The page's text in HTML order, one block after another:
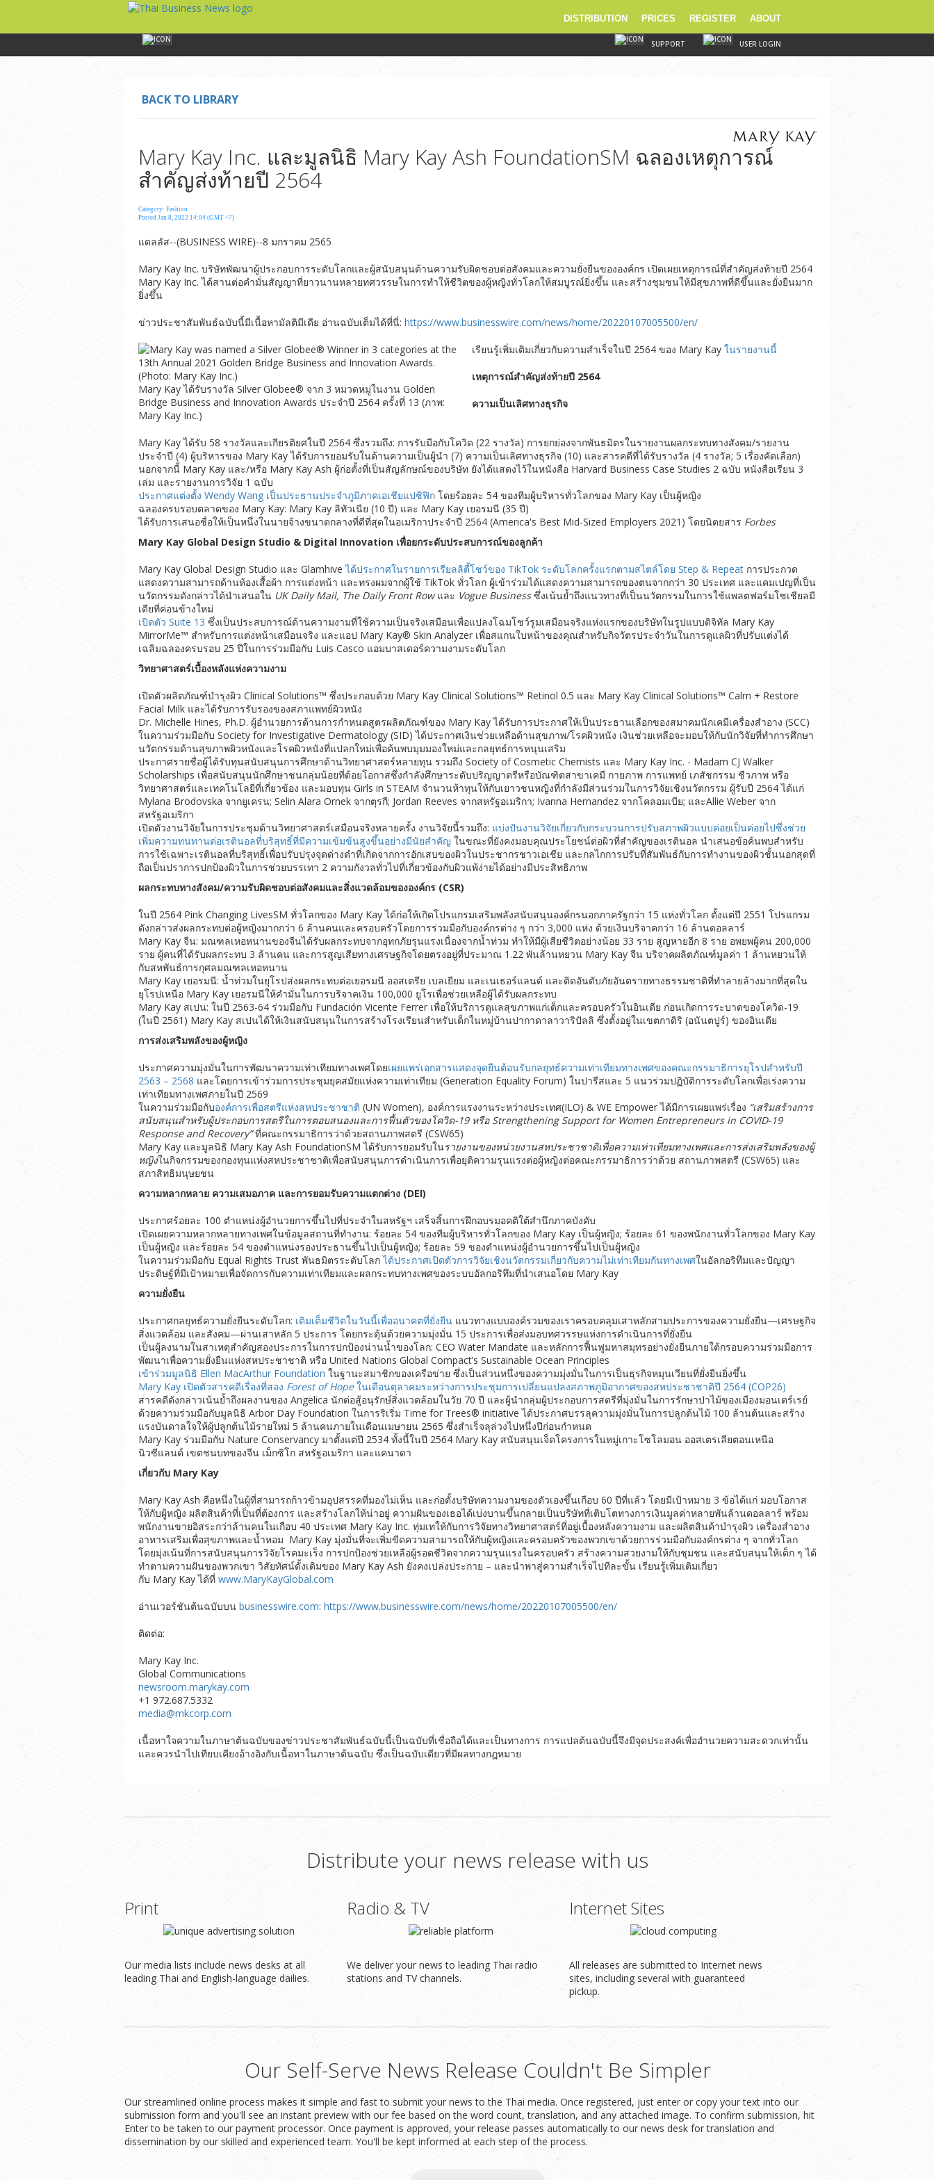
DISTRIBUTION PRICES REGISTER ABOUT
SUPPORT USER LOGIN
BACK TO LIBRARY
Mary Kay Inc. และมูลนิธิ Mary Kay Ash FoundationSM ฉลองเหตุการณ์
สำคัญส่งท้ายปี 2564
Category: Fashion
Posted Jan 8, 2022 14:04 (GMT +7)
แดลลัส--(BUSINESS WIRE)--8 มกราคม 2565
Mary Kay Inc. บริษัทพัฒนาผู้ประกอบการระดับโลกและผู้สนับสนุนด้านความรับผิดชอบต่อสังคมและความยั่งยืนขององค์กร เปิดเผยเหตุการณ์ที่สำคัญส่งท้ายปี 2564
Mary Kay Inc. ได้สานต่อคำมั่นสัญญาที่ยาวนานหลายทศวรรษในการทำให้ชีวิตของผู้หญิงทั่วโลกให้สมบูรณ์ยิ่งขึ้น และสร้างชุมชนให้มีสุขภาพที่ดีขึ้นและยั่งยืนมาก
ยิ่งขึ้น
ข่าวประชาสัมพันธ์ฉบับนี้มีเนื้อหามัลติมีเดีย อ่านฉบับเต็มได้ที่นี่: https://www.businesswire.com/news/home/20220107005500/en/
Mary Kay ได้รับรางวัล Silver Globee® จาก 3 หมวดหมู่ในงาน Golden
Bridge Business and Innovation Awards ประจำปี 2564 ครั้งที่ 13 (ภาพ:
Mary Kay Inc.)
เรียนรู้เพิ่มเติมเกี่ยวกับความสำเร็จในปี 2564 ของ Mary Kay ในรายงานนี้
เหตุการณ์สำคัญส่งท้ายปี 2564
ความเป็นเลิศทางธุรกิจ
Mary Kay ได้รับ 58 รางวัลและเกียรติยศในปี 2564 ซึ่งรวมถึง: การรับมือกับโควิด (22 รางวัล) การยกย่องจากพันธมิตรในรายงานผลกระทบทางสังคม/รายงาน
ประจำปี (4) ผู้บริหารของ Mary Kay ได้รับการยอมรับในด้านความเป็นผู้นำ (7) ความเป็นเลิศทางธุรกิจ (10) และสารคดีที่ได้รับรางวัล (4 รางวัล; 5 เรื่องคัดเลือก)
นอกจากนี้ Mary Kay และ/หรือ Mary Kay Ash ผู้ก่อตั้งที่เป็นสัญลักษณ์ของบริษัท ยังได้แสดงไว้ในหนังสือ Harvard Business Case Studies 2 ฉบับ หนังสือเรียน 3
เล่ม และรายงานการวิจัย 1 ฉบับ
ประกาศแต่งตั้ง Wendy Wang เป็นประธานประจำภูมิภาคเอเชียแปซิฟิก โดยร้อยละ 54 ของทีมผู้บริหารทั่วโลกของ Mary Kay เป็นผู้หญิง
ฉลองครบรอบตลาดของ Mary Kay: Mary Kay ลิทัวเนีย (10 ปี) และ Mary Kay เยอรมนี (35 ปี)
ได้รับการเสนอชื่อให้เป็นหนึ่งในนายจ้างขนาดกลางที่ดีที่สุดในอเมริกาประจำปี 2564 (America's Best Mid-Sized Employers 2021) โดยนิตยสาร Forbes
Mary Kay Global Design Studio & Digital Innovation เพื่อยกระดับประสบการณ์ของลูกค้า
Mary Kay Global Design Studio และ Glamhiveได้ประกาศในรายการเรียลลิตี้โชว์ของ TikTok ระดับโลกครั้งแรกตามสไตล์โดย Step & Repeat การประกวด
แสดงความสามารถด้านห้องเสื้อผ้า การแต่งหน้า และทรงผมจากผู้ใช้ TikTok ทั่วโลก ผู้เข้าร่วมได้แสดงความสามารถของตนจากกว่า 30 ประเทศ และแคมเปญที่เป็น
นวัตกรรมดังกล่าวได้นำเสนอใน UK Daily Mail, The Daily Front Rowและ Vogue Businessซึ่งเน้นย้ำถึงแนวทางที่เป็นนวัตกรรมในการใช้แพลตฟอร์มโซเชียลมี
เดียที่ค่อนข้างใหม่
เปิดตัว Suite 13 ซึ่งเป็นประสบการณ์ด้านความงามที่ใช้ความเป็นจริงเสมือนเพื่อแปลงโฉมโชว์รูมเสมือนจริงแห่งแรกของบริษัทในรูปแบบดิจิทัล Mary Kay
MirrorMe™ สำหรับการแต่งหน้าเสมือนจริง และแอป Mary Kay® Skin Analyzer เพื่อสแกนใบหน้าของคุณสำหรับกิจวัตรประจำวันในการดูแลผิวที่ปรับแต่งได้
เฉลิมฉลองครบรอบ 25 ปีในการร่วมมือกับ Luis Casco แอมบาสเดอร์ความงามระดับโลก
วิทยาศาสตร์เบื้องหลังแห่งความงาม
เปิดตัวผลิตภัณฑ์บำรุงผิว Clinical Solutions™ ซึ่งประกอบด้วย Mary Kay Clinical Solutions™ Retinol 0.5 และ Mary Kay Clinical Solutions™ Calm + Restore
Facial Milk และได้รับการรับรองของสภาแพทย์ผิวหนัง
Dr. Michelle Hines, Ph.D. ผู้อำนวยการด้านการกำหนดสูตรผลิตภัณฑ์ของ Mary Kay ได้รับการประกาศให้เป็นประธานเลือกของสมาคมนักเคมีเครื่องสำอาง (SCC)
ในความร่วมมือกับ Society for Investigative Dermatology (SID) ได้ประกาศเงินช่วยเหลือด้านสุขภาพ/โรคผิวหนัง เงินช่วยเหลือจะมอบให้กับนักวิจัยที่ทำการศึกษา
นวัตกรรมด้านสุขภาพผิวหนังและโรคผิวหนังที่แปลกใหม่เพื่อค้นพบมุมมองใหม่และกลยุทธ์การหนุนเสริม
ประกาศรายชื่อผู้ได้รับทุนสนับสนุนการศึกษาด้านวิทยาศาสตร์หลายทุน รวมถึง Society of Cosmetic Chemists และ Mary Kay Inc. - Madam CJ Walker
Scholarships เพื่อสนับสนุนนักศึกษาชนกลุ่มน้อยที่ด้อยโอกาสซึ่งกำลังศึกษาระดับปริญญาตรีหรือบัณฑิตสาขาเคมี กายภาพ การแพทย์ เภสัชกรรม ชีวภาพ หรือ
วิทยาศาสตร์และเทคโนโลยีที่เกี่ยวข้อง และมอบทุน Girls in STEAM จำนวนห้าทุนให้กับเยาวชนหญิงที่กำลังมีส่วนร่วมในการวิจัยเชิงนวัตกรรม ผู้รับปี 2564 ได้แก่
Mylana Brodovska จากยูเครน; Selin Alara Ornek จากตุรกี; Jordan Reeves จากสหรัฐอเมริกา; Ivanna Hernandez จากโคลอมเบีย; และAllie Weber จาก
สหรัฐอเมริกา
เปิดตัวงานวิจัยในการประชุมด้านวิทยาศาสตร์เสมือนจริงหลายครั้ง งานวิจัยนี้รวมถึง: แบ่งปันงานวิจัยเกี่ยวกับกระบวนการปรับสภาพผิวแบบค่อยเป็นค่อยไปซึ่งช่วย
เพิ่มความทนทานต่อเรตินอลที่บริสุทธิ์ที่มีความเข้มข้นสูงขึ้นอย่างมีนัยสำคัญ ในขณะที่ยังคงมอบคุณประโยชน์ต่อผิวที่สำคัญของเรตินอล นำเสนอข้อค้นพบสำหรับ
การใช้เฉพาะเรตินอลที่บริสุทธิ์เพื่อปรับปรุงจุดด่างดำที่เกิดจากการอักเสบของผิวในประชากรชาวเอเชีย และกลไกการปรับที่สัมพันธ์กับการทำงานของผิวชั้นนอกสุดที่
ถือเป็นปราการปกป้องผิวในการช่วยบรรเทา 2 ความกังวลทั่วไปที่เกี่ยวข้องกับผิวแพ้ง่ายได้อย่างมีประสิทธิภาพ
ผลกระทบทางสังคม/ความรับผิดชอบต่อสังคมและสิ่งแวดล้อมขององค์กร (CSR)
ในปี 2564 Pink Changing LivesSM ทั่วโลกของ Mary Kay ได้ก่อให้เกิดโปรแกรมเสริมพลังสนับสนุนองค์กรนอกภาครัฐกว่า 15 แห่งทั่วโลก ตั้งแต่ปี 2551 โปรแกรม
ดังกล่าวส่งผลกระทบต่อผู้หญิงมากกว่า 6 ล้านคนและครอบครัวโดยการร่วมมือกับองค์กรต่าง ๆ กว่า 3,000 แห่ง ด้วยเงินบริจาคกว่า 16 ล้านดอลลาร์
Mary Kay จีน: มณฑลเหอหนานของจีนได้รับผลกระทบจากอุทกภัยรุนแรงเนื่องจากน้ำท่วม ทำให้มีผู้เสียชีวิตอย่างน้อย 33 ราย สูญหายอีก 8 ราย อพยพผู้คน 200,000
ราย ผู้คนที่ได้รับผลกระทบ 3 ล้านคน และการสูญเสียทางเศรษฐกิจโดยตรงอยู่ที่ประมาณ 1.22 พันล้านหยวน Mary Kay จีน บริจาคผลิตภัณฑ์มูลค่า 1 ล้านหยวนให้
กับสหพันธ์การกุศลมณฑลเหอหนาน
Mary Kay เยอรมนี: น้ำท่วมในยุโรปส่งผลกระทบต่อเยอรมนี ออสเตรีย เบลเยียม และเนเธอร์แลนด์ และติดอันดับภัยอันตรายทางธรรมชาติที่ทำลายล้างมากที่สุดใน
ยุโรปเหนือ Mary Kay เยอรมนีให้คำมั่นในการบริจาคเงิน 100,000 ยูโรเพื่อช่วยเหลือผู้ได้รับผลกระทบ
Mary Kay สเปน: ในปี 2563-64 ร่วมมือกับ Fundación Vicente Ferrer เพื่อให้บริการดูแลสุขภาพแก่เด็กและครอบครัวในอินเดีย ก่อนเกิดการระบาดของโควิด-19
(ในปี 2561) Mary Kay สเปนได้ให้เงินสนับสนุนในการสร้างโรงเรียนสำหรับเด็กในหมู่บ้านปากาดาลาวาริปัลลิ ซึ่งตั้งอยู่ในเขตกาดิริ (อนันตปูร์) ของอินเดีย
การส่งเสริมพลังของผู้หญิง
ประกาศความมุ่งมั่นในการพัฒนาความเท่าเทียมทางเพศโดยเผยแพร่เอกสารแสดงจุดยืนต้อนรับกลยุทธ์ความเท่าเทียมทางเพศของคณะกรรมาธิการยุโรปสำหรับปี
2563 – 2568 และโดยการเข้าร่วมการประชุมยุคสมัยแห่งความเท่าเทียม (Generation Equality Forum) ในปารีสและ 5 แนวร่วมปฏิบัติการระดับโลกเพื่อเร่งความ
เท่าเทียมทางเพศภายในปี 2569
ในความร่วมมือกับองค์การเพื่อสตรีแห่งสหประชาชาติ (UN Women), องค์การแรงงานระหว่างประเทศ(ILO) & WE Empower ได้มีการเผยแพร่เรื่อง “เสริมสร้างการ
สนับสนุนสำหรับผู้ประกอบการสตรีในการตอบสนองและการฟื้นตัวของโควิด-19 หรือ Strengthening Support for Women Entrepreneurs in COVID-19
Response and Recovery”ที่คณะกรรมาธิการว่าด้วยสถานภาพสตรี (CSW65)
Mary Kay และมูลนิธิ Mary Kay Ash FoundationSM ได้รับการยอมรับในรายงานของหน่วยงานสหประชาชาติเพื่อความเท่าเทียมทางเพศและการส่งเสริมพลังของผู้
หญิงในกิจกรรมของกองทุนแห่งสหประชาชาติเพื่อสนับสนุนการดำเนินการเพื่อยุติความรุนแรงต่อผู้หญิงต่อคณะกรรมาธิการว่าด้วย สถานภาพสตรี (CSW65) และ
สภาสิทธิมนุษยชน
ความหลากหลาย ความเสมอภาค และการยอมรับความแตกต่าง (DEI)
ประกาศร้อยละ 100 ตำแหน่งผู้อำนวยการขึ้นไปที่ประจำในสหรัฐฯ เสร็จสิ้นการฝึกอบรมอคติใต้สำนึกภาคบังคับ
เปิดเผยความหลากหลายทางเพศในข้อมูลสถานที่ทำงาน: ร้อยละ 54 ของทีมผู้บริหารทั่วโลกของ Mary Kay เป็นผู้หญิง; ร้อยละ 61 ของพนักงานทั่วโลกของ Mary Kay
เป็นผู้หญิง และร้อยละ 54 ของตำแหน่งรองประธานขึ้นไปเป็นผู้หญิง; ร้อยละ 59 ของตำแหน่งผู้อำนวยการขึ้นไปเป็นผู้หญิง
ในความร่วมมือกับ Equal Rights Trust พันธมิตรระดับโลกได้ประกาศเปิดตัวการวิจัยเชิงนวัตกรรมเกี่ยวกับความไม่เท่าเทียมกันทางเพศในอัลกอริทึมและปัญญา
ประดิษฐ์ที่มีเป้าหมายเพื่อจัดการกับความเท่าเทียมและผลกระทบทางเพศของระบบอัลกอริทึมที่นำเสนอโดย Mary Kay
ความยั่งยืน
ประกาศกลยุทธ์ความยั่งยืนระดับโลก: เติมเต็มชีวิตในวันนี้เพื่ออนาคตที่ยั่งยืน แนวทางแบบองค์รวมของเราครอบคลุมเสาหลักสามประการของความยั่งยืน—เศรษฐกิจ
สิ่งแวดล้อม และสังคม—ผ่านเสาหลัก 5 ประการ โดยกระตุ้นด้วยความมุ่งมั่น 15 ประการเพื่อส่งมอบทศวรรษแห่งการดำเนินการที่ยั่งยืน
เป็นผู้ลงนามในสาเหตุสำคัญสองประการในการปกป้องน่านน้ำของโลก: CEO Water Mandate และหลักการฟื้นฟูมหาสมุทรอย่างยั่งยืนภายใต้กรอบความร่วมมือการ
พัฒนาเพื่อความยั่งยืนแห่งสหประชาชาติ หรือ United Nations Global Compact’s Sustainable Ocean Principles
เข้าร่วมมูลนิธิ Ellen MacArthur Foundation ในฐานะสมาชิกของเครือข่าย ซึ่งเป็นส่วนหนึ่งของความมุ่งมั่นในการเป็นธุรกิจหมุนเวียนที่ยั่งยืนยิ่งขึ้น
Mary Kay เปิดตัวสารคดีเรื่องที่สอง Forest of Hopeในเดือนตุลาคมระหว่างการประชุมการเปลี่ยนแปลงสภาพภูมิอากาศของสหประชาชาติปี 2564 (COP26)
สารคดีดังกล่าวเน้นย้ำถึงผลงานของ Angelica นักต่อสู้อนุรักษ์สิ่งแวดล้อมในวัย 70 ​​ปี และผู้นำกลุ่มผู้ประกอบการสตรีที่มุ่งมั่นในการรักษาป่าไม้ของเมืองมอนเตร์เรย์
ด้วยความร่วมมือกับมูลนิธิ Arbor Day Foundation ในการริเริ่ม Time for Trees® initiative ได้ประกาศบรรลุความมุ่งมั่นในการปลูกต้นไม้ 100 ล้านต้นและสร้าง
แรงบันดาลใจให้ผู้ปลูกต้นไม้รายใหม่ 5 ล้านคนภายในเดือนเมษายน 2565 ซึ่งสำเร็จลุล่วงไปหนึ่งปีก่อนกำหนด
Mary Kay ร่วมมือกับ Nature Conservancy มาตั้งแต่ปี 2534 ทั้งนี้ในปี 2564 Mary Kay สนับสนุนเจ็ดโครงการในหมู่เกาะโซโลมอน ออสเตรเลียตอนเหนือ
นิวซีแลนด์ เขตชนบทของจีน เม็กซิโก สหรัฐอเมริกา และแคนาดา
เกี่ยวกับ Mary Kay
Mary Kay Ash คือหนึ่งในผู้ที่สามารถก้าวข้ามอุปสรรคที่มองไม่เห็น และก่อตั้งบริษัทความงามของตัวเองขึ้นเกือบ 60 ปีที่แล้ว โดยมีเป้าหมาย 3 ข้อได้แก่ มอบโอกาส
ให้กับผู้หญิง ผลิตสินค้าที่เป็นที่ต้องการ และสร้างโลกให้น่าอยู่ ความฝันของเธอได้เบ่งบานขึ้นกลายเป็นบริษัทที่เติบโตทางการเงินมูลค่าหลายพันล้านดอลลาร์ พร้อม
พนักงานขายอิสระกว่าล้านคนในเกือบ 40 ประเทศ Mary Kay Inc. ทุ่มเทให้กับการวิจัยทางวิทยาศาสตร์ที่อยู่เบื้องหลังความงาม และผลิตสินค้าบำรุงผิว เครื่องสำอาง
อาหารเสริมเพื่อสุขภาพและน้ำหอม Mary Kay มุ่งมั่นที่จะเพิ่มขีดความสามารถให้กับผู้หญิงและครอบครัวของพวกเขาด้วยการร่วมมือกับองค์กรต่าง ๆ จากทั่วโลก
โดยมุ่งเน้นที่การสนับสนุนการวิจัยโรคมะเร็ง การปกป้องช่วยเหลือผู้รอดชีวิตจากความรุนแรงในครอบครัว สร้างความสวยงามให้กับชุมชน และสนับสนุนให้เด็ก ๆ ได้
ทำตามความฝันของพวกเขา วิสัยทัศน์ดั้งเดิมของ Mary Kay Ash ยังคงเปล่งประกาย – และนำพาสู่ความสำเร็จไปทีละขั้น เรียนรู้เพิ่มเติมเกี่ยว
กับ Mary Kay ได้ที่ www.MaryKayGlobal.com
อ่านเวอร์ชันต้นฉบับบน businesswire.com: https://www.businesswire.com/news/home/20220107005500/en/
ติดต่อ:
Mary Kay Inc.
Global Communications
newsroom.marykay.com
+1 972.687.5332
media@mkcorp.com
เนื้อหาใจความในภาษาต้นฉบับของข่าวประชาสัมพันธ์ฉบับนี้เป็นฉบับที่เชื่อถือได้และเป็นทางการ การแปลต้นฉบับนี้จึงมีจุดประสงค์เพื่ออำนวยความสะดวกเท่านั้น
และควรนำไปเทียบเคียงอ้างอิงกับเนื้อหาในภาษาต้นฉบับ ซึ่งเป็นฉบับเดียวที่มีผลทางกฎหมาย
Distribute your news release with us
Print
Our media lists include news desks at all
leading Thai and English-language dailies.
Radio & TV
We deliver your news to leading Thai radio
stations and TV channels.
Internet Sites
All releases are submitted to Internet news
sites, including several with guaranteed
pickup.
Our Self-Serve News Release Couldn't Be Simpler
Our streamlined online process makes it simple and fast to submit your news to the Thai media. Once registered, just enter or copy your text into our
submission form and you'll see an instant preview with our fee based on the word count, translation, and any attached image. To confirm submission, hit
Enter to be taken to our payment processor. Once payment is approved, your release passes automatically to our news desk for translation and
dissemination by our skilled and experienced team. You'll be kept informed at each step of the process.